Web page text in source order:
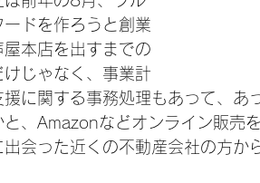
ドを作ろうと創業
本店を出すまでの
けじゃなく、事業計
に関する事務処理もあって、あ
、Amazonなどオンライン販売
会った近くの不動産会社の方か